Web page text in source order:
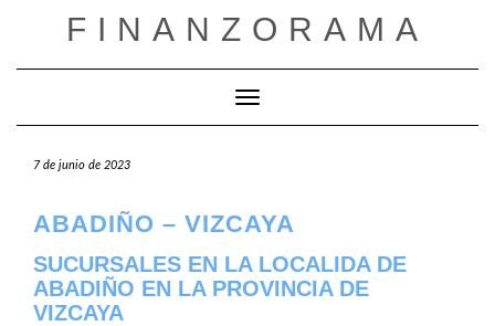
FINANZORAMA
Cambiar modo de navegación
7 de junio de 2023
ABADIÑO – VIZCAYA
SUCURSALES EN LA LOCALIDA DE
ABADIÑO EN LA PROVINCIA DE
VIZCAYA